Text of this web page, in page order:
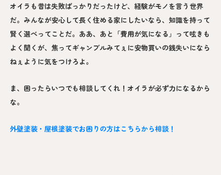
オイラも昔は失敗ばっかりだったけど、経験がモノを言う世界
だ。みんなが安心して長く住める家にしたいなら、知識を持って
賢く選べってことだ。ああ、あと「費用が気になる」って呟きも
よく聞くが、焦ってギャンブルみてぇに安物買いの銭失いになら
ねぇように気をつけろよ。
ま、困ったらいつでも相談してくれ！オイラが必ず力になるから
な。
外壁塗装・屋根塗装でお困りの方はこちらから相談！